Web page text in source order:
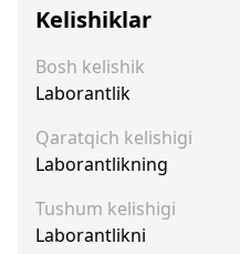
Kelishiklar
Bosh kelishik
Laborantlik
Qaratqich kelishigi
Laborantlikning
Tushum kelishigi
Laborantlikni